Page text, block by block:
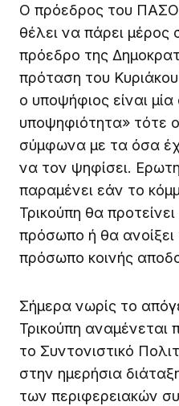
Ο πρόεδρος του
θέλει να πάρει μέρος
πρόεδρο της
πρόταση του
ο υποψήφιος είναι
υποψηφιότητα» τότε
σύμφωνα με τα όσα
να τον ψηφίσει.
παραμένει εάν το
Τρικούπη θα
πρόσωπο ή θα ανοίξει
πρόσωπο κοινής
Σήμερα νωρίς το
Τρικούπη αναμένεται
το Συντονιστικό
στην ημερήσια
των περιφερειακών